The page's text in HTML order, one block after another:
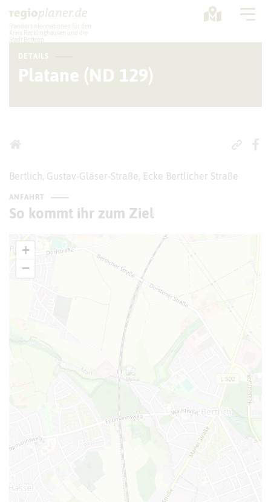
Standortinformationen für den
Kreis Recklinghausen und die
Stadt Bottrop
Planung
DETAILS
Platane (ND 129)
Bertlich, Gustav-Gläser-Straße, Ecke Bertlicher Straße
ANFAHRT
So kommt ihr zum Ziel
+
−